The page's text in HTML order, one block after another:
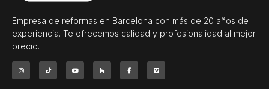
Empresa de reformas en Barcelona con más de 20 años de
experiencia. Te ofrecemos calidad y profesionalidad al mejor
precio.